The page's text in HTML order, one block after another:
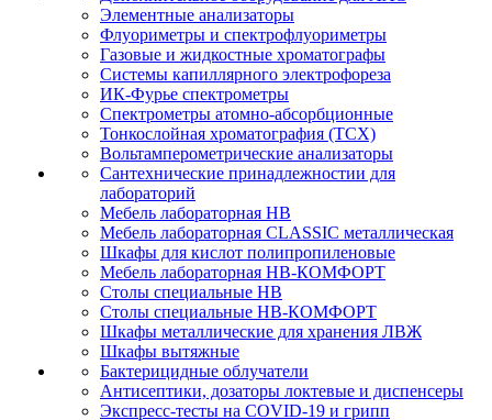
Элементные анализаторы
Флуориметры и спектрофлуориметры
Газовые и жидкостные хроматографы
Системы капиллярного электрофореза
ИК-Фурье спектрометры
Спектрометры атомно-абсорбционные
Тонкослойная хроматография (ТСХ)
Вольтамперометрические анализаторы
Сантехнические принадлежностии для
лабораторий
Мебель лабораторная НВ
Мебель лабораторная CLASSIC металлическая
Шкафы для кислот полипропиленовые
Мебель лабораторная НВ-КОМФОРТ
Столы специальные НВ
Столы специальные НВ-КОМФОРТ
Шкафы металлические для хранения ЛВЖ
Шкафы вытяжные
Бактерицидные облучатели
Антисептики, дозаторы локтевые и диспенсеры
Экспресс-тесты на COVID-19 и грипп